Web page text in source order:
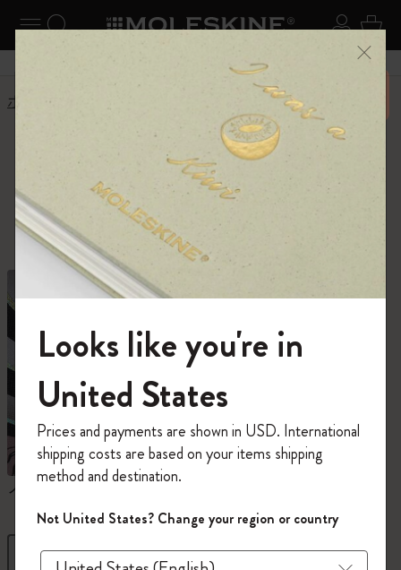
ナビゲーションの切替 ログ
検索 (キーワードなど) カ
6,500円以上のご購入で送料無料 メニ
ーを閉じる
ホーム
ショップ
創作活動に必要なすべて。
ノートブック
フィルター 並び替え
モレスキンの世界へようこそ
「WELCOME10」を入力すると、初回注
文が10%オフ＋送料無料になります。セ
ール・アウトレット品は適用外。
Moleskineアカウントを作成して限定オフ
ァーや会員特典、さらに多くのインスピ
レーションを手に入れましょう。
Looks like you're in
United States
Prices and payments are shown in USD. International
shipping costs are based on your items shipping
method and destination.
Not United States? Change your region or country